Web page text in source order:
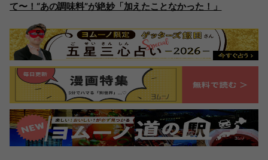
て〜！“あの調味料”が絶妙「加えたことなかった！」